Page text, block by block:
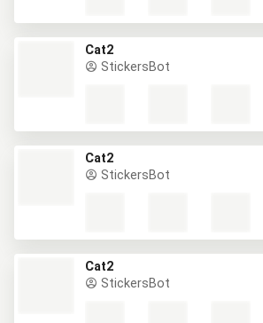
Cat2
StickersBot
Cat2
StickersBot
Cat2
StickersBot